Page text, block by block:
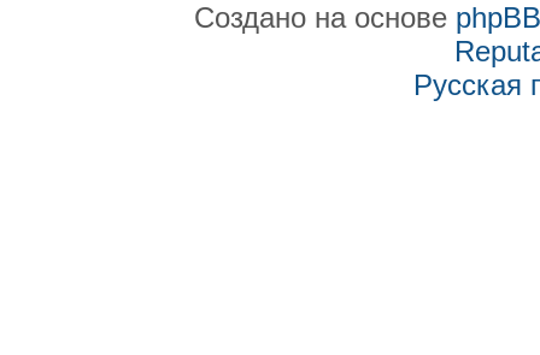
Создано на основе phpBB
Русская